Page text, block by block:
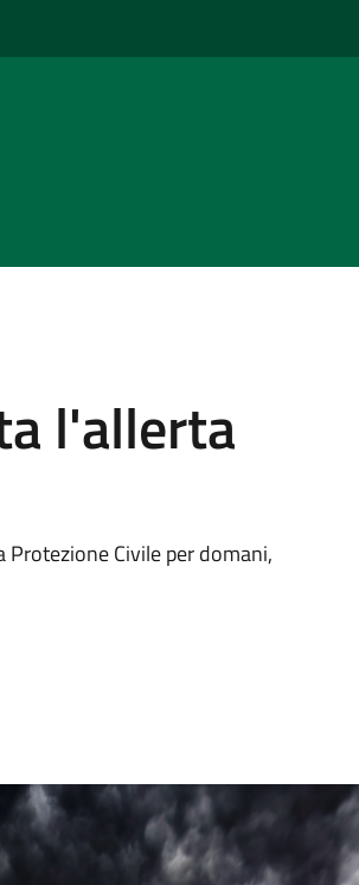
l'allerta
Protezione Civile per domani,